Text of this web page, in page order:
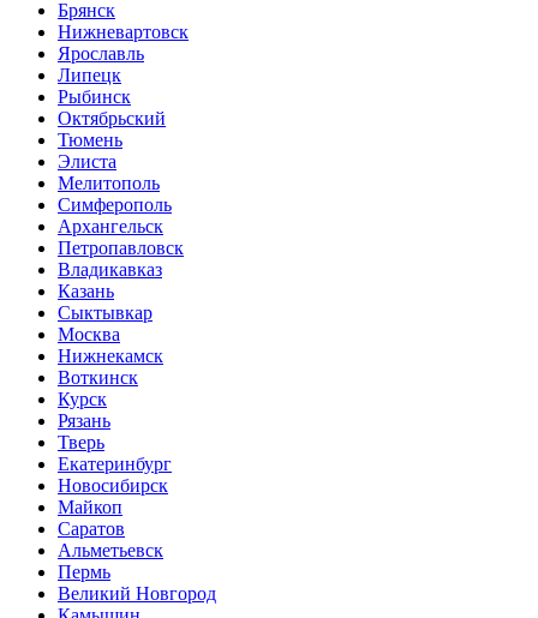
Брянск
Нижневартовск
Ярославль
Липецк
Рыбинск
Октябрьский
Тюмень
Элиста
Мелитополь
Симферополь
Архангельск
Петропавловск
Владикавказ
Казань
Сыктывкар
Москва
Нижнекамск
Воткинск
Курск
Рязань
Тверь
Екатеринбург
Новосибирск
Майкоп
Саратов
Альметьевск
Пермь
Великий Новгород